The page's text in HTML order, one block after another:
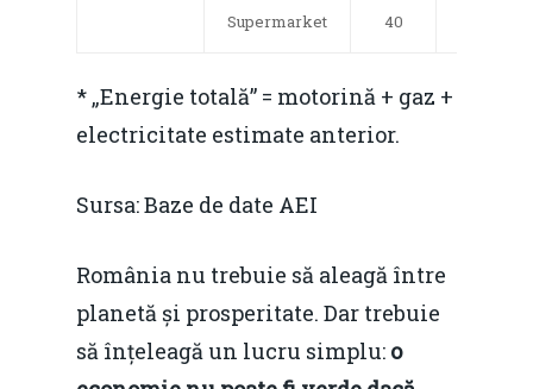
Supermarket 40
* „Energie totală” = motorină + gaz +
electricitate estimate anterior.
Sursa: Baze de date AEI
România nu trebuie să aleagă între
planetă și prosperitate. Dar trebuie
să înțeleagă un lucru simplu: o